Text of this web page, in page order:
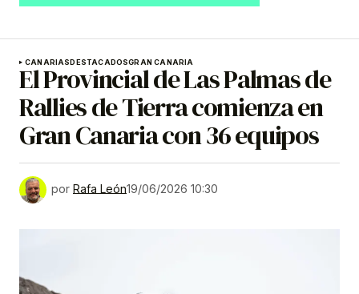
CANARIASDESTACADOSGRAN CANARIA
El Provincial de Las Palmas de
Rallies de Tierra comienza en
Gran Canaria con 36 equipos
por Rafa León19/06/2026 10:30